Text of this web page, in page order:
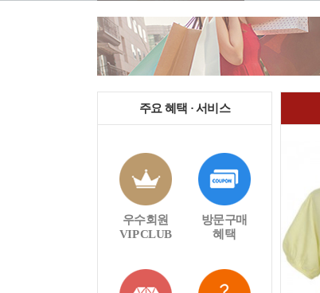
주요 혜택 · 서비스
우수회원
VIP CLUB
방문구매
혜택